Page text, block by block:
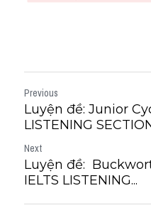
Previous
Luyện đề: Junior
LISTENING
Next
Luyện đề:
IELTS LISTENING...